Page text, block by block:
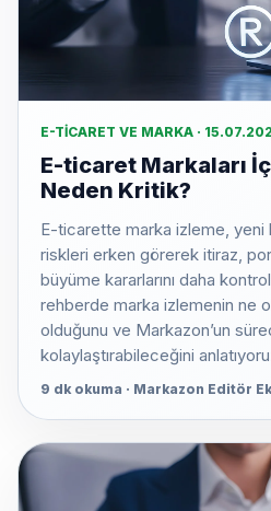
E-TICARET VE MARKA ·
E-ticaret Markaları
Neden Kritik?
E-ticarette marka izleme, yeni
riskleri erken görerek itiraz,
büyüme kararlarını daha
rehberde marka izlemenin ne
olduğunu ve Markazon’un
kolaylaştırabileceğini
9 dk okuma · Markazon Editör